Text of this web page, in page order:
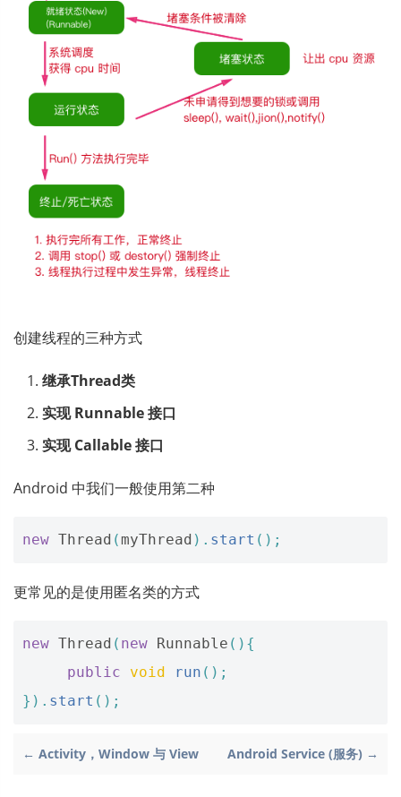
创建线程的三种方式
继承Thread类
实现 Runnable 接口
实现 Callable 接口
Android 中我们一般使用第二种
new Thread (myThread ). start ();
更常见的是使用匿名类的方式
new Thread ( new Runnable (){
public
void run ();
}). start ();
← Activity，Window 与 View Android Service (服务) →